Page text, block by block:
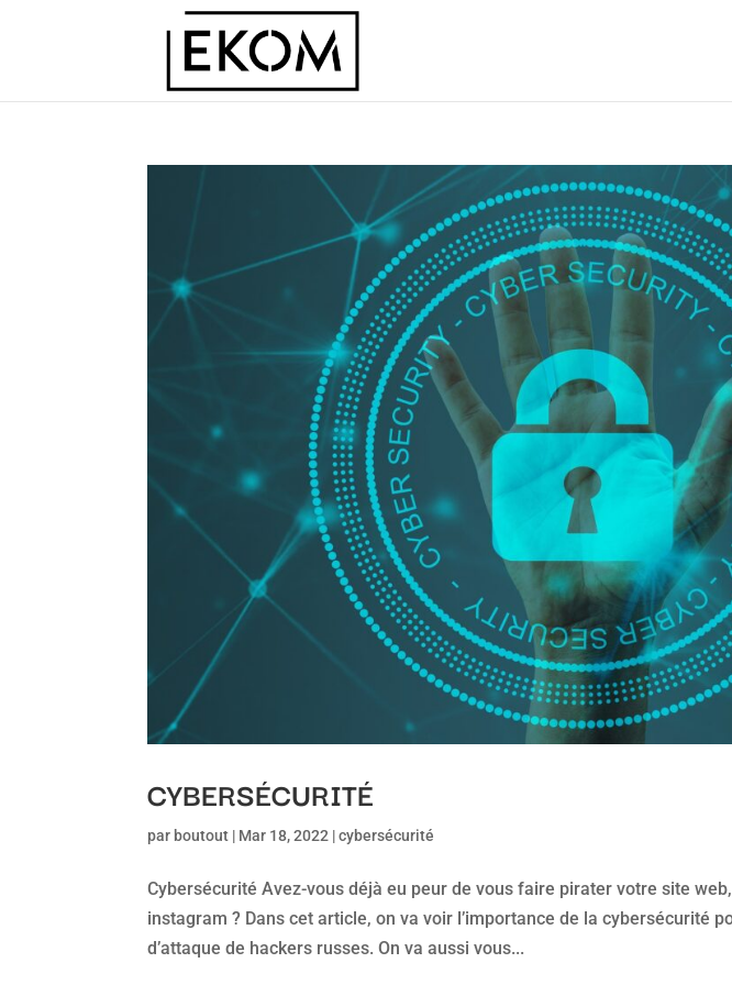
CYBERSÉCURITÉ
par boutout | Mar 18, 2022 |cybersécurité
Cybersécurité Avez-vous déjà eu peur de vous faire pirater votre site
instagram ? Dans cet article, on va voir l’importance de la cybersécurité
d’attaque de hackers russes. On va aussi vous...